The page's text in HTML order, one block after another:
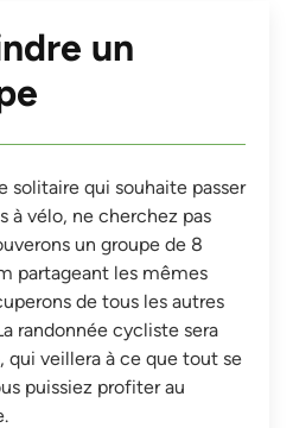
un
solitaire qui souhaite passer
à vélo, ne cherchez pas
un groupe de 8
partageant les mêmes
de tous les autres
randonnée cycliste sera
qui veillera à ce que tout se
puissiez profiter au